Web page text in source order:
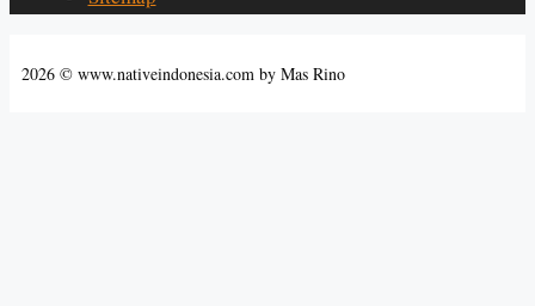
2026 © www.nativeindonesia.com by Mas Rino